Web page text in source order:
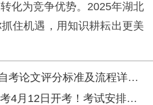
化为竞争优势。2025年湖北
住机遇，用知识耕耘出更美
论文评分标准及流程详解！
日开考！考试安排及答题技巧全攻略